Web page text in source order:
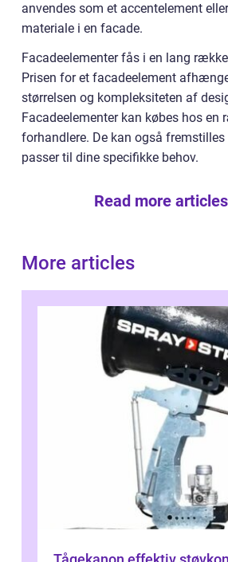
anvendes som et accentelement
materiale i en facade.
Facadeelementer fås i en lang
Prisen for et facadeelement
størrelsen og kompleksiteten af
Facadeelementer kan købes hos
forhandlere. De kan også
passer til dine specifikke behov.
Read more
More articles